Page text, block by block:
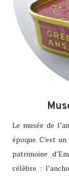
Le musée de
époque. C’est
patrimoine
célèbre :